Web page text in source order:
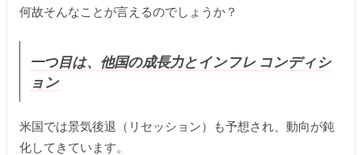
何故そんなことが言えるのでしょうか？
一つ目は、他国の成長力とインフレ コンディシ
ョン
米国では景気後退（リセッション）も予想され、動向が鈍
化してきています。